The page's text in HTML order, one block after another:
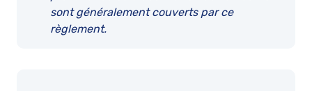
sont généralement couverts par ce
règlement.